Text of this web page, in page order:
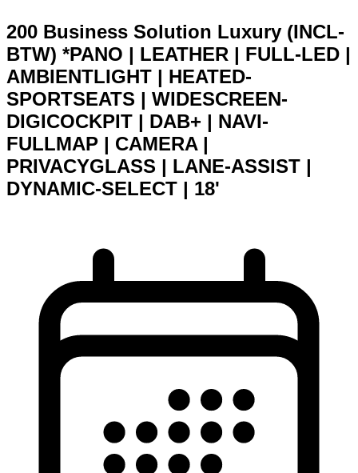
200 Business Solution Luxury (INCL-
BTW) *PANO | LEATHER | FULL-LED |
AMBIENTLIGHT | HEATED-
SPORTSEATS | WIDESCREEN-
DIGICOCKPIT | DAB+ | NAVI-
FULLMAP | CAMERA |
PRIVACYGLASS | LANE-ASSIST |
DYNAMIC-SELECT | 18'